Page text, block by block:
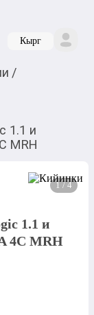
Кырг
/
1.1 и
MRH
1 / 4
1.1 и
4C MRH